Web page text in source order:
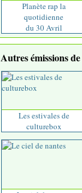
Planète rap la
quotidienne
du 30 Avril
Autres émissions de
Les estivales de
culturebox